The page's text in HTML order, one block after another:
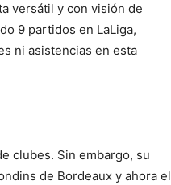
versátil y con visión de
9 partidos en LaLiga,
ni asistencias en esta
clubes. Sin embargo, su
de Bordeaux y ahora el